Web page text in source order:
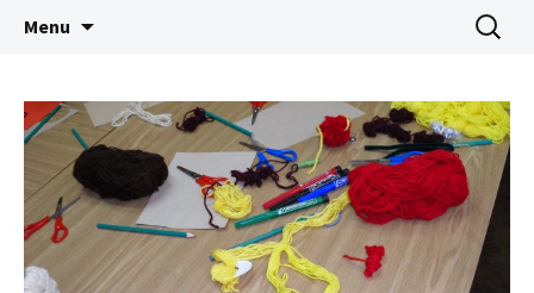
Śląski Pegaz
Platforma inicjatyw bibliotecznych
Menu Szukaj: